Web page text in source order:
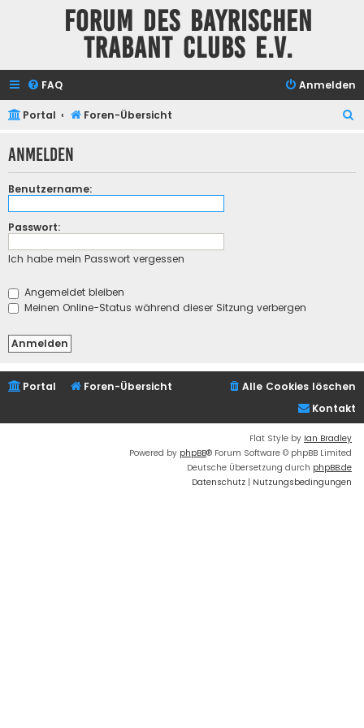
Forum des Bayrischen
Trabant Clubs e.V.
FAQ Anmelden
Portal Foren-Übersicht
h
Anmelden
Benutzername:
Passwort:
Ich habe mein Passwort vergessen
Angemeldet bleiben
Meinen Online-Status während dieser Sitzung verbergen
Portal Foren-Übersicht
Alle Cookies löschen
Kontakt
Flat Style by Ian Bradley
Powered by phpBB® Forum Software © phpBB Limited
Deutsche Übersetzung durch phpBB.de
Datenschutz | Nutzungsbedingungen